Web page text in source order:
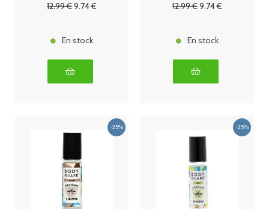
12.99€9.74€
En stock
12.99€9.74€
En stock